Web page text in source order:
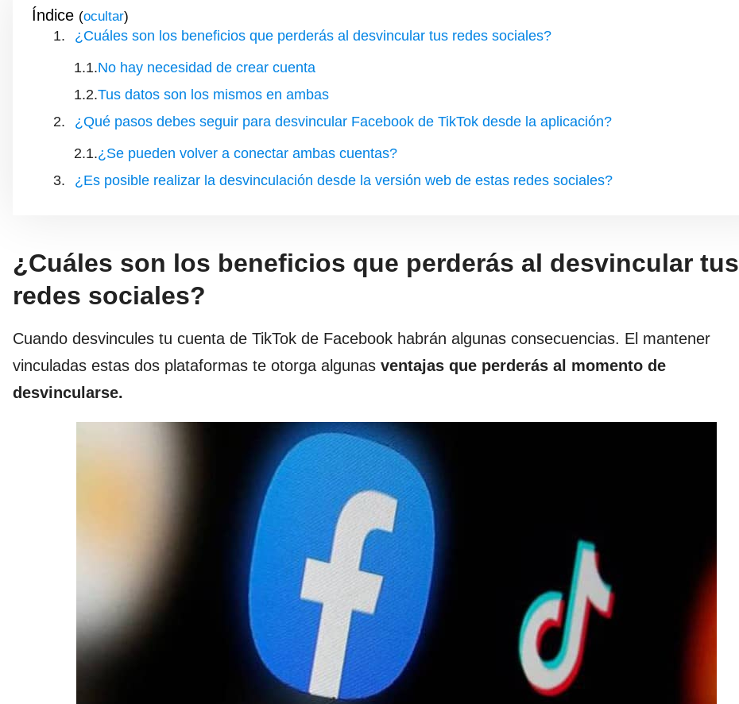
Índice ( )
¿Cuáles son los beneficios que perderás al desvincular tus redes sociales?
No hay necesidad de crear cuenta
Tus datos son los mismos en ambas
¿Qué pasos debes seguir para desvincular Facebook de TikTok desde la aplicación?
¿Se pueden volver a conectar ambas cuentas?
¿Es posible realizar la desvinculación desde la versión web de estas redes sociales?
¿Cuáles son los beneficios que perderás al desvincular tus
redes sociales?
Cuando desvincules tu cuenta de TikTok de Facebook habrán algunas consecuencias. El mantener
vinculadas estas dos plataformas te otorga algunas ventajas que perderás al momento de
desvincularse.